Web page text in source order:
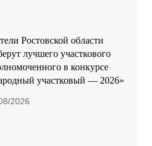
Ростовской области
лучшего участкового
в конкурсе
участковый — 2026»
2026